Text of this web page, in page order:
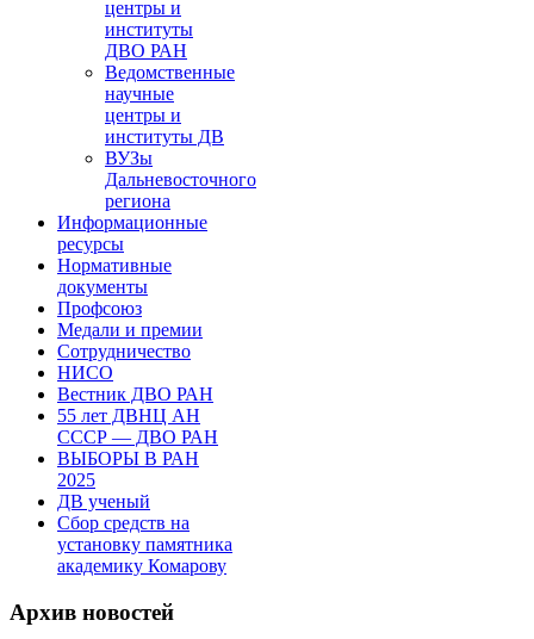
центры и
институты
ДВО РАН
Ведомственные
научные
центры и
институты ДВ
ВУЗы
Дальневосточного
региона
Информационные
ресурсы
Нормативные
документы
Профсоюз
Медали и премии
Сотрудничество
НИСО
Вестник ДВО РАН
55 лет ДВНЦ АН
СССР — ДВО РАН
ВЫБОРЫ В РАН
2025
ДВ ученый
Сбор средств на
установку памятника
академику Комарову
Архив новостей